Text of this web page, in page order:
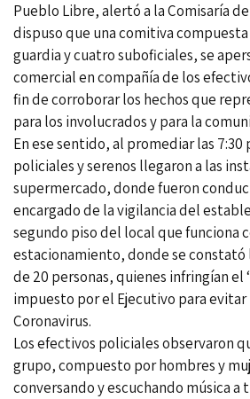
Pueblo Libre, alertó a la Comisaría
dispuso que una comitiva
guardia y cuatro suboficiales, se
comercial en compañía de los
fin de corroborar los hechos que
para los involucrados y para la
En ese sentido, al promediar las 7:30
policiales y serenos llegaron a las
supermercado, donde fueron
encargado de la vigilancia del
segundo piso del local que funciona
estacionamiento, donde se constató
de 20 personas, quienes infringían el
impuesto por el Ejecutivo para
Coronavirus.
Los efectivos policiales observaron
grupo, compuesto por hombres y
conversando y escuchando música a